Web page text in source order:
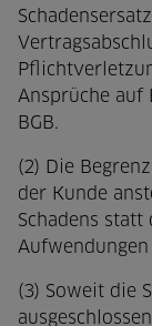
Ansprüche auf
BGB.
(2) Die
der Kunde
Schadens
(3) Soweit die